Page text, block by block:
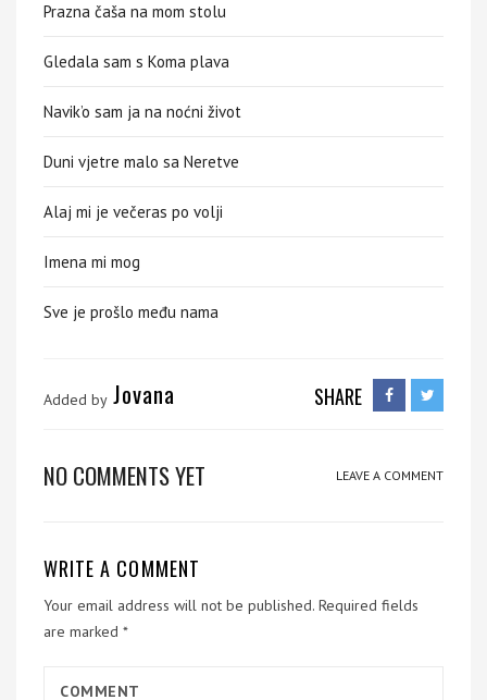
Prazna čaša na mom stolu
Gledala sam s Koma plava
Navik’o sam ja na noćni život
Duni vjetre malo sa Neretve
Alaj mi je večeras po volji
Imena mi mog
Sve je prošlo među nama
Added by Jovana SHARE
NO COMMENTS YET LEAVE A COMMENT
WRITE A COMMENT
Your email address will not be published. Required fields
are marked *